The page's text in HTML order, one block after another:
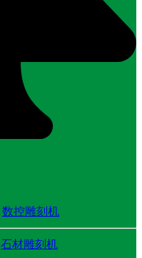
数控雕刻机
石材雕刻机